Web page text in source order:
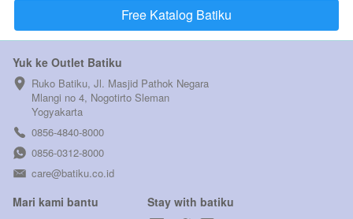
`Free Katalog Batiku
Yuk ke Outlet Batiku
Ruko Batiku, Jl. Masjid Pathok Negara
Mlangi no 4, Nogotirto Sleman
Yogyakarta
0856-4840-8000
0856-0312-8000
care@batiku.co.id
Mari kami bantu Stay with batiku